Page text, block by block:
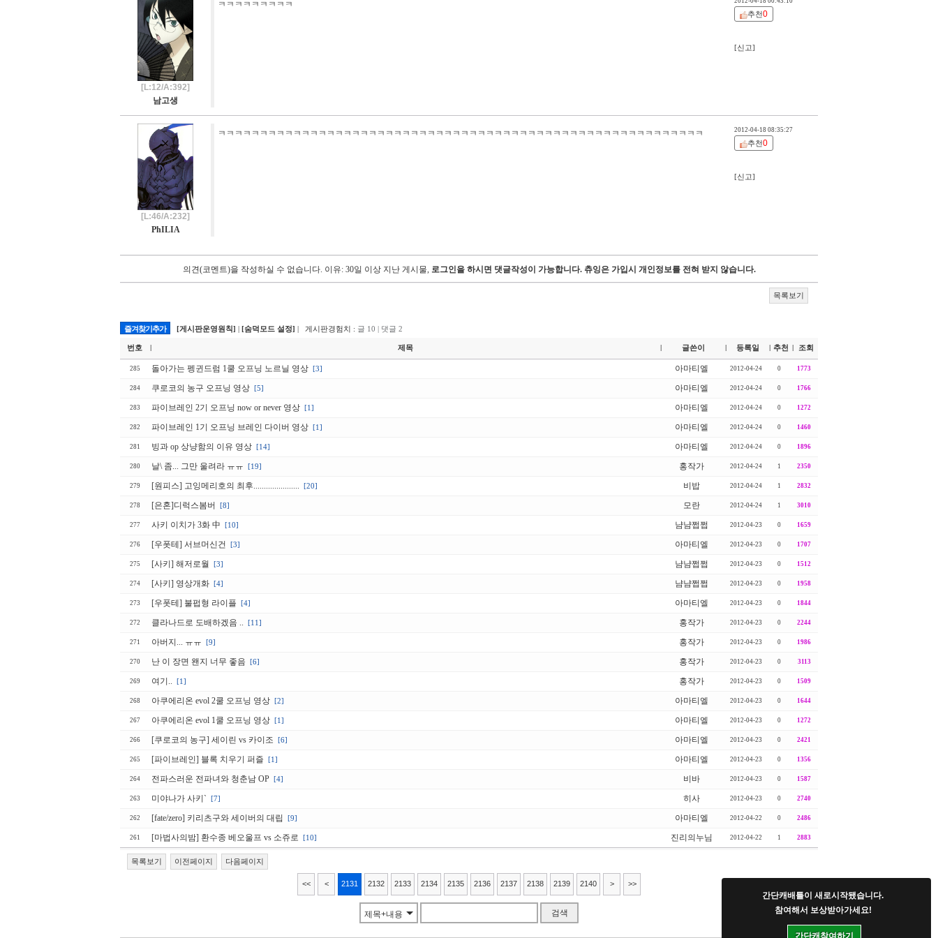
[L:12/A:392]
남고생
ㅋㅋㅋㅋㅋㅋㅋㅋㅋ
추천0
[신고]
[L:46/A:232]
PhILIA
ㅋㅋㅋㅋㅋㅋㅋㅋㅋㅋㅋㅋㅋㅋㅋㅋㅋㅋㅋㅋㅋㅋㅋㅋㅋㅋㅋㅋㅋㅋㅋㅋㅋㅋㅋㅋㅋㅋㅋㅋㅋㅋㅋㅋㅋㅋㅋㅋㅋㅋㅋㅋㅋㅋㅋㅋㅋㅋ 2012-04-18 08:35:27
추천0
[신고]
의견(코멘트)을 작성하실 수 없습니다. 이유: 30일 이상 지난 게시물, 로그인을 하시면 댓글작성이 가능합니다. 츄잉은 가입시 개인정보를 전혀 받지 않습니다.
목록보기
즐겨찾기추가 [게시판운영원칙] | [숨덕모드 설정] | 게시판경험치 : 글 10 | 댓글 2
번호 제목 글쓴이 등록일 추천 조회
285 돌아가는 펭귄드럼 1쿨 오프닝 노르닐 영상 [3] 아마티엘 2012-04-24 0 1773
284 쿠로코의 농구 오프닝 영상 [5] 아마티엘 2012-04-24 0 1766
283 파이브레인 2기 오프닝 now or never 영상 [1] 아마티엘 2012-04-24 0 1272
282 파이브레인 1기 오프닝 브레인 다이버 영상 [1] 아마티엘 2012-04-24 0 1460
281 빙과 op 상냥함의 이유 영상 [14] 아마티엘 2012-04-24 0 1896
280 날\ 좀... 그만 울려라 ㅠㅠ [19] 홍작가 2012-04-24 1 2350
279 [원피스] 고잉메리호의 최후...................... [20] 비밥 2012-04-24 1 2832
278 [은혼]디럭스봄버 [8] 모란 2012-04-24 1 3010
277 사키 이치가 3화 中 [10] 냠냠쩝쩝 2012-04-23 0 1659
276 [우폿테] 서브머신건 [3] 아마티엘 2012-04-23 0 1707
275 [사키] 해저로월 [3] 냠냠쩝쩝 2012-04-23 0 1512
274 [사키] 영상개화 [4] 냠냠쩝쩝 2012-04-23 0 1958
273 [우폿테] 불펍형 라이플 [4] 아마티엘 2012-04-23 0 1844
272 클라나드로 도배하겠음 .. [11] 홍작가 2012-04-23 0 2244
271 아버지... ㅠㅠ [9] 홍작가 2012-04-23 0 1986
270 난 이 장면 왠지 너무 좋음 [6] 홍작가 2012-04-23 0 3113
269 여기.. [1] 홍작가 2012-04-23 0 1509
268 아쿠에리온 evol 2쿨 오프닝 영상 [2] 아마티엘 2012-04-23 0 1644
267 아쿠에리온 evol 1쿨 오프닝 영상 [1] 아마티엘 2012-04-23 0 1272
266 [쿠로코의 농구] 세이린 vs 카이조 [6] 아마티엘 2012-04-23 0 2421
265 [파이브레인] 블록 치우기 퍼즐 [1] 아마티엘 2012-04-23 0 1356
264 전파스러운 전파녀와 청춘남 OP [4] 비바 2012-04-23 0 1587
263 미야나가 사키` [7] 히사 2012-04-23 0 2740
262 [fate/zero] 키리츠구와 세이버의 대립 [9] 아마티엘 2012-04-22 0 2486
261 [마법사의밤] 환수종 베오울프 vs 소쥬로 [10] 진리의누님 2012-04-22 1 2883
목록보기 이전페이지 다음페이지
<< < 2131 2132 2133 2134 2135 2136 2137 2138 2139 2140 > >>
제목+내용 검색
간단캐배틀이 새로시작됐습니다.
참여해서 보상받아가세요!
간단캐참여하기